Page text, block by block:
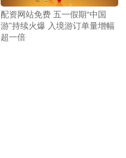
配资网站免费 五一假期“中国
游”持续火爆 入境游订单量增幅
超一倍